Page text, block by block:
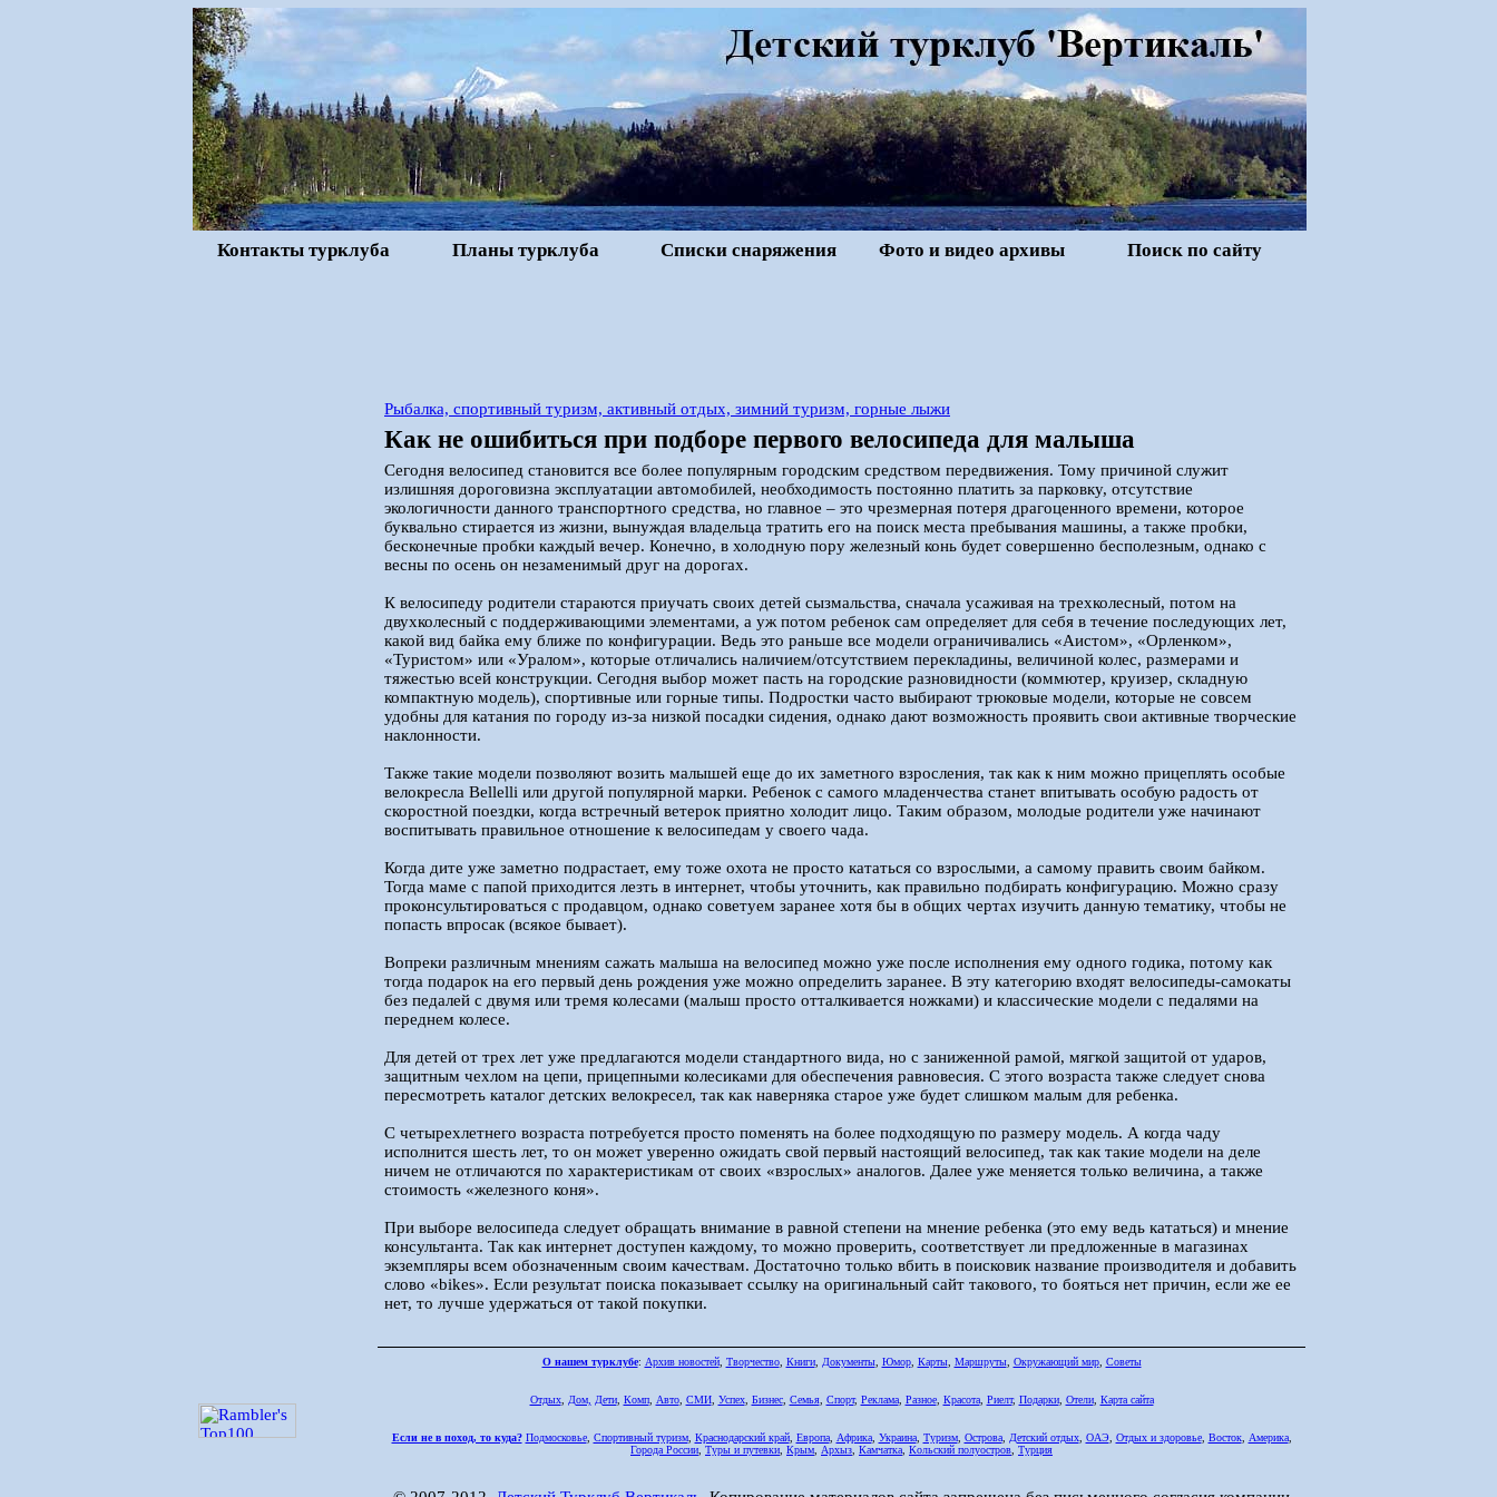
Контакты турклуба Планы турклуба Списки снаряжения Фото и видео архивы Поиск по сайту
Рыбалка, спортивный туризм, активный отдых, зимний туризм, горные лыжи
Как не ошибиться при подборе первого велосипеда для малыша
Сегодня велосипед становится все более популярным городским средством передвижения. Тому причиной служит
излишняя дороговизна эксплуатации автомобилей, необходимость постоянно платить за парковку, отсутствие
экологичности данного транспортного средства, но главное – это чрезмерная потеря драгоценного времени, которое
буквально стирается из жизни, вынуждая владельца тратить его на поиск места пребывания машины, а также пробки,
бесконечные пробки каждый вечер. Конечно, в холодную пору железный конь будет совершенно бесполезным, однако с
весны по осень он незаменимый друг на дорогах.
К велосипеду родители стараются приучать своих детей сызмальства, сначала усаживая на трехколесный, потом на
двухколесный с поддерживающими элементами, а уж потом ребенок сам определяет для себя в течение последующих лет,
какой вид байка ему ближе по конфигурации. Ведь это раньше все модели ограничивались «Аистом», «Орленком»,
«Туристом» или «Уралом», которые отличались наличием/отсутствием перекладины, величиной колес, размерами и
тяжестью всей конструкции. Сегодня выбор может пасть на городские разновидности (коммютер, круизер, складную
компактную модель), спортивные или горные типы. Подростки часто выбирают трюковые модели, которые не совсем
удобны для катания по городу из-за низкой посадки сидения, однако дают возможность проявить свои активные творческие
наклонности.
Также такие модели позволяют возить малышей еще до их заметного взросления, так как к ним можно прицеплять особые
велокресла Bellelli или другой популярной марки. Ребенок с самого младенчества станет впитывать особую радость от
скоростной поездки, когда встречный ветерок приятно холодит лицо. Таким образом, молодые родители уже начинают
воспитывать правильное отношение к велосипедам у своего чада.
Когда дите уже заметно подрастает, ему тоже охота не просто кататься со взрослыми, а самому править своим байком.
Тогда маме с папой приходится лезть в интернет, чтобы уточнить, как правильно подбирать конфигурацию. Можно сразу
проконсультироваться с продавцом, однако советуем заранее хотя бы в общих чертах изучить данную тематику, чтобы не
попасть впросак (всякое бывает).
Вопреки различным мнениям сажать малыша на велосипед можно уже после исполнения ему одного годика, потому как
тогда подарок на его первый день рождения уже можно определить заранее. В эту категорию входят велосипеды-самокаты
без педалей с двумя или тремя колесами (малыш просто отталкивается ножками) и классические модели с педалями на
переднем колесе.
Для детей от трех лет уже предлагаются модели стандартного вида, но с заниженной рамой, мягкой защитой от ударов,
защитным чехлом на цепи, прицепными колесиками для обеспечения равновесия. С этого возраста также следует снова
пересмотреть каталог детских велокресел, так как наверняка старое уже будет слишком малым для ребенка.
С четырехлетнего возраста потребуется просто поменять на более подходящую по размеру модель. А когда чаду
исполнится шесть лет, то он может уверенно ожидать свой первый настоящий велосипед, так как такие модели на деле
ничем не отличаются по характеристикам от своих «взрослых» аналогов. Далее уже меняется только величина, а также
стоимость «железного коня».
При выборе велосипеда следует обращать внимание в равной степени на мнение ребенка (это ему ведь кататься) и мнение
консультанта. Так как интернет доступен каждому, то можно проверить, соответствует ли предложенные в магазинах
экземпляры всем обозначенным своим качествам. Достаточно только вбить в поисковик название производителя и добавить
слово «bikes». Если результат поиска показывает ссылку на оригинальный сайт такового, то бояться нет причин, если же ее
нет, то лучше удержаться от такой покупки.
О нашем турклубе: Архив новостей, Творчество, Книги, Документы, Юмор, Карты, Маршруты, Окружающий мир, Советы
Отдых, Дом, Дети, Комп, Авто, СМИ, Успех, Бизнес, Семья, Спорт, Реклама, Разное, Красота, Риелт, Подарки, Отели, Карта сайта
Если не в поход, то куда? Подмосковье, Спортивный туризм, Краснодарский край, Европа, Африка, Украина, Туризм, Острова, Детский отдых, ОАЭ, Отдых и здоровье, Восток, Америка,
Города России Туры и путевки Крым Архыз Камчатка Кольский полуостров Турция